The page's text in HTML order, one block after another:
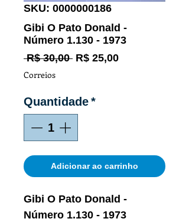
SKU: 0000000186
Gibi O Pato Donald -
Número 1.130 - 1973
R$ 30,00 Preço
R$ 25,00Preço
Correios
Quantidade*
Adicionar ao carrinho
Gibi O Pato Donald -
Número 1.130 - 1973